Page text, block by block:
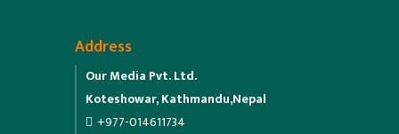
Address
Our Media Pvt. Ltd.
Koteshowar, Kathmandu,Nepal
+977-014611734